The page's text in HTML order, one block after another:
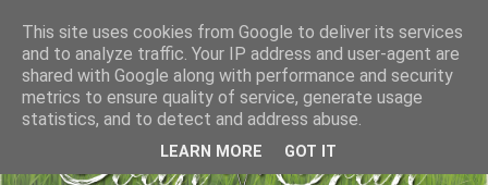
This site uses cookies from Google to deliver its services
and to analyze traffic. Your IP address and user-agent are
shared with Google along with performance and security
metrics to ensure quality of service, generate usage
statistics, and to detect and address abuse.
LEARN MORE GOT IT